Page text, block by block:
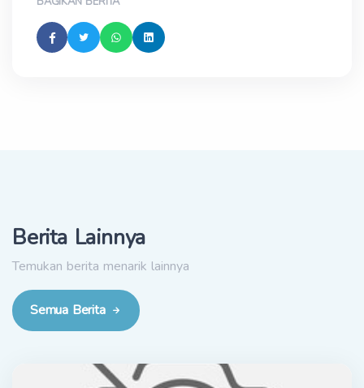
Berita Lainnya
Temukan berita menarik lainnya
Semua Berita